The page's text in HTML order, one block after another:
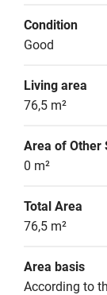
Condition
Good
Living area
76,5 m²
Area of Other
0 m²
Total Area
76,5 m²
Area basis
According to